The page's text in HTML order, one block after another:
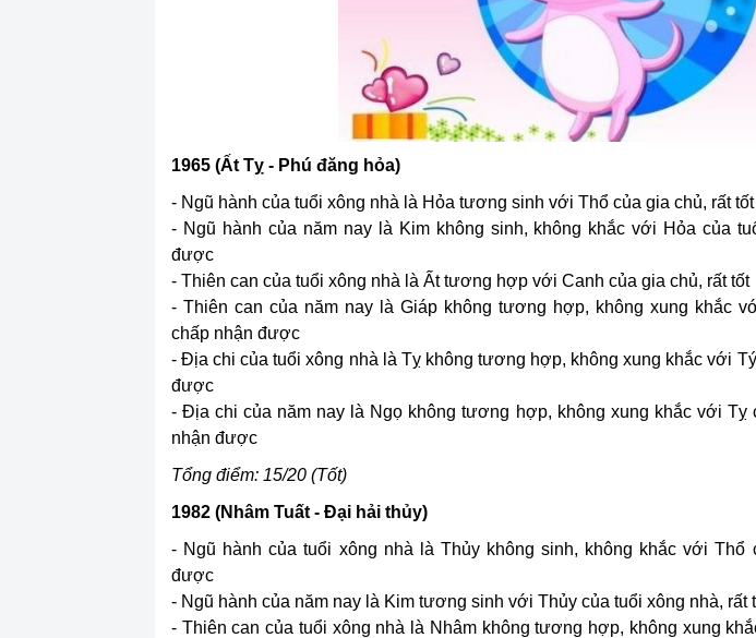
1965 (Ất Tỵ - Phú đăng hỏa)
- Ngũ hành của tuổi xông nhà là Hỏa tương sinh với Thổ của gia chủ, rất tốt
- Ngũ hành của năm nay là Kim không sinh, không khắc với Hỏa của
được
- Thiên can của tuổi xông nhà là Ất tương hợp với Canh của gia chủ, rất tốt
- Thiên can của năm nay là Giáp không tương hợp, không xung khắc
chấp nhận được
- Địa chi của tuổi xông nhà là Tỵ không tương hợp, không xung khắc với
được
- Địa chi của năm nay là Ngọ không tương hợp, không xung khắc với Tỵ
nhận được
Tổng điểm: 15/20 (Tốt)
1982 (Nhâm Tuất - Đại hải thủy)
- Ngũ hành của tuổi xông nhà là Thủy không sinh, không khắc với Thổ
được
- Ngũ hành của năm nay là Kim tương sinh với Thủy của tuổi xông nhà, rất
- Thiên can của tuổi xông nhà là Nhâm không tương hợp, không xung